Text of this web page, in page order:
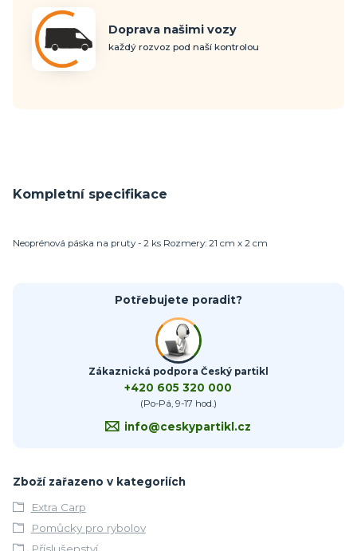
Doprava našimi vozy
každý rozvoz pod naší kontrolou
Kompletní specifikace
Neoprénová páska na pruty - 2 ks Rozmery: 21 cm x 2 cm
Potřebujete poradit?
Zákaznická podpora Český partikl
+420 605 320 000
(Po-Pá, 9-17 hod.)
info@ceskypartikl.cz
Zboží zařazeno v kategoriích
Extra Carp
Pomůcky pro rybolov